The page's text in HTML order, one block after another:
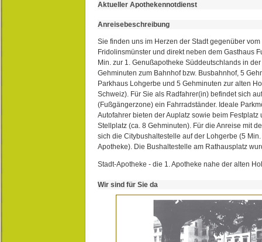
Aktueller Apothekennotdienst
Anreisebeschreibung
Sie finden uns im Herzen der Stadt gegenüber
Fridolinsmünster und direkt neben dem Gasthaus
Min. zur 1. Genußapotheke Süddeutschlands in
Gehminuten zum Bahnhof bzw. Busbahnhof, 5
Parkhaus Lohgerbe und 5 Gehminuten zur alten
Schweiz). Für Sie als Radfahrer(in) befindet sich
(Fußgängerzone) ein Fahrradständer. Ideale
Autofahrer bieten der Auplatz sowie beim Festplatz
Stellplatz (ca. 8 Gehminuten). Für die Anreise mit
sich die Citybushaltestelle auf der Lohgerbe (5
Apotheke). Die Bushaltestelle am Rathausplatz
Stadt-Apotheke - die 1. Apotheke nahe der alten
Wir sind für Sie da